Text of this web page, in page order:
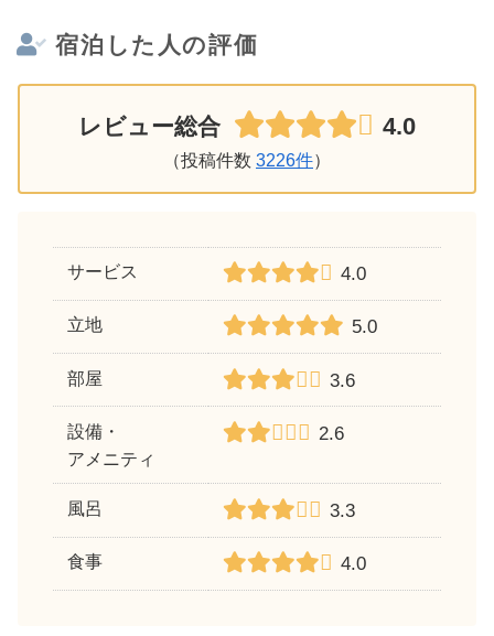
宿泊した人の評価
レビュー総合 4.0
（投稿件数 3226件）
サービス 4.0
立地 5.0
部屋 3.6
設備・
アメニティ
2.6
風呂 3.3
食事 4.0